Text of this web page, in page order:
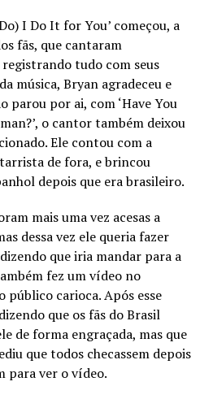
I Do It for You’ começou, a
fãs, que cantaram
tudo com seus
música, Bryan agradeceu e
parou por ai, com ‘Have You
o cantor também deixou
Ele contou com a
de fora, e brincou
depois que era brasileiro.
mais uma vez acesas a
dessa vez ele queria fazer
que iria mandar para a
fez um vídeo no
carioca. Após esse
que os fãs do Brasil
de forma engraçada, mas que
que todos checassem depois
para ver o vídeo.